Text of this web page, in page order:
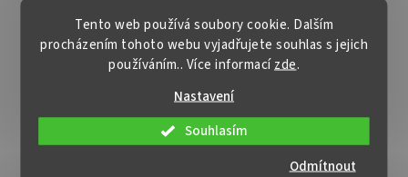
Tento web používá soubory cookie. Dalším
procházením tohoto webu vyjadřujete souhlas s jejich
používáním.. Více informacízde.
Nastavení
Odmítnout
Souhlasím
Šroubovací uzávěr TO 38 černýpoužijeme na sklenice pro
zavařování džemů, marmelád, kompotů, dětských přesnídávek,
pečených čajů, povidel, krémů, omáček, pesta, čatní (chutney),
pomazánek, malé zeleniny nakládané v sladkokyselém nálevu a
Zeširoké nabídky produktů z kategoriezavařovací víčka si u
nás vybere každá hospodyňka, výrobce výtečných dobrot i